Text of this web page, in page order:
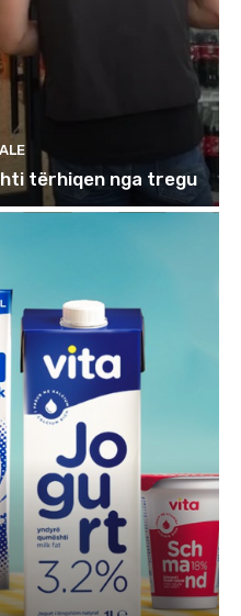
tërhiqen nga tregu